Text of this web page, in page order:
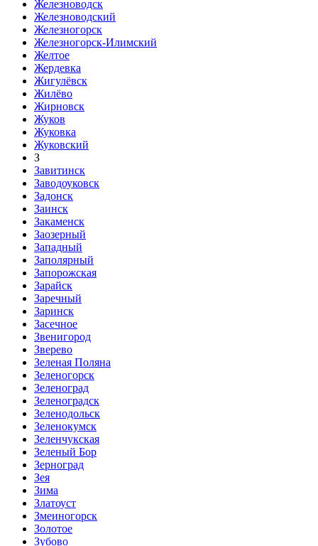
Железноводск
Железноводский
Железногорск
Железногорск-Илимский
Желтое
Жердевка
Жигулёвск
Жилёво
Жирновск
Жуков
Жуковка
Жуковский
З
Завитинск
Заводоуковск
Задонск
Заинск
Закаменск
Заозерный
Западный
Заполярный
Запорожская
Зарайск
Заречный
Заринск
Засечное
Звенигород
Зверево
Зеленая Поляна
Зеленогорск
Зеленоград
Зеленоградск
Зеленодольск
Зеленокумск
Зеленчукская
Зеленый Бор
Зерноград
Зея
Зима
Златоуст
Змеиногорск
Золотое
Зубово